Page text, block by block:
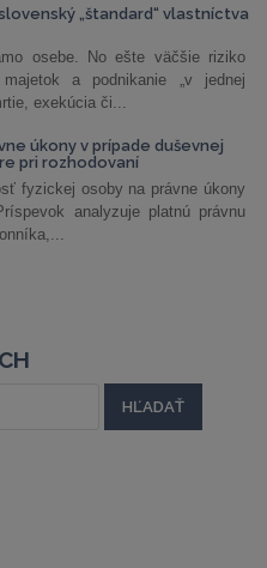
„štandard“ vlastníctva
osebe. No ešte väčšie riziko
a podnikanie „v jednej
exekúcia či...
úkony v prípade duševnej
pri rozhodovaní
fyzickej osoby na právne úkony
analyzuje platnú právnu